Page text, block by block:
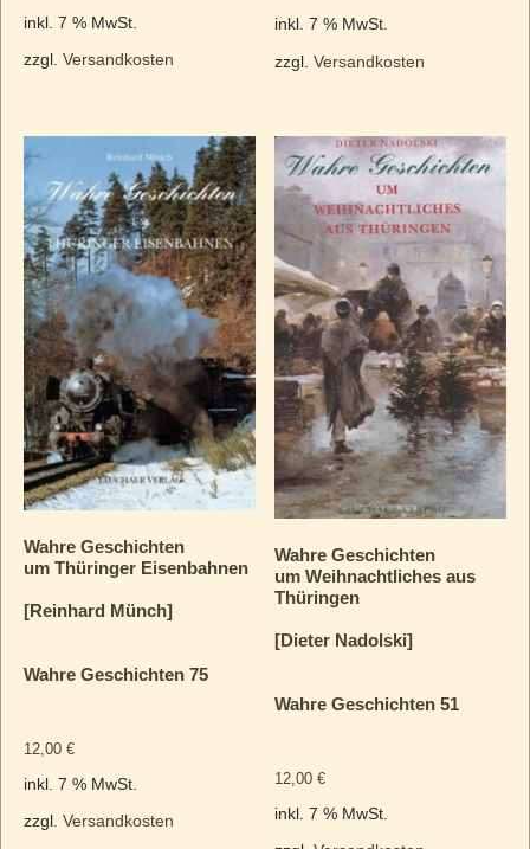
inkl. 7 % MwSt.
zzgl. Versandkosten
inkl. 7 % MwSt.
zzgl.Versandkosten
Wahre Geschichten
um Thüringer Eisenbahnen
[Reinhard Münch]
Wahre Geschichten 75
12,00 €
inkl. 7 % MwSt.
zzgl. Versandkosten
Wahre Geschichten
um Weihnachtliches aus
Thüringen
[Dieter Nadolski]
Wahre Geschichten 51
12,00€
inkl. 7 % MwSt.